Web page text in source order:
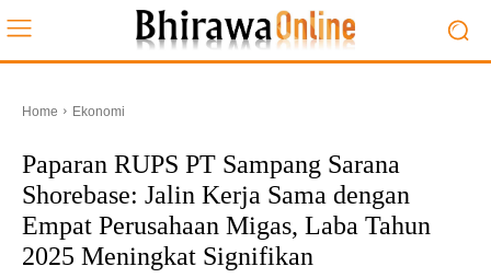
Home Ekonomi
Paparan RUPS PT Sampang Sarana
Shorebase: Jalin Kerja Sama dengan
Empat Perusahaan Migas, Laba Tahun
2025 Meningkat Signifikan